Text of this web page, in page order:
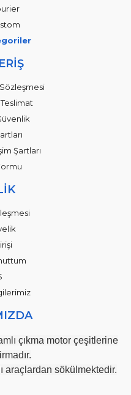
Şartları
çıkma motor çeşitlerine
araçlardan sökülmektedir.